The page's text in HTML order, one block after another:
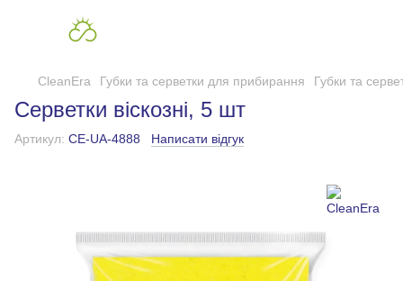
CleanEra Губки та серветки для прибирання Губки та
Серветки віскозні, 5 шт
Артикул: CE-UA-4888 Написати відгук